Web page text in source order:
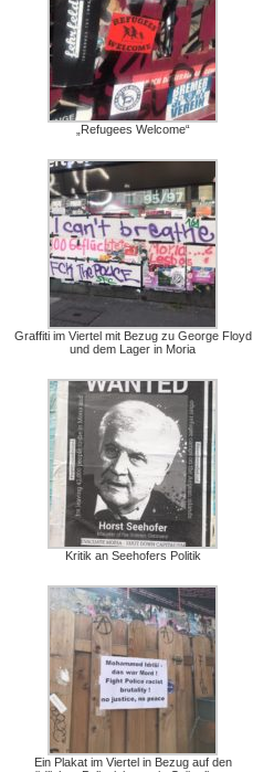
„Refugees Welcome“
Graffiti im Viertel mit Bezug zu George Floyd
und dem Lager in Moria
Kritik an Seehofers Politik
Ein Plakat im Viertel in Bezug auf den